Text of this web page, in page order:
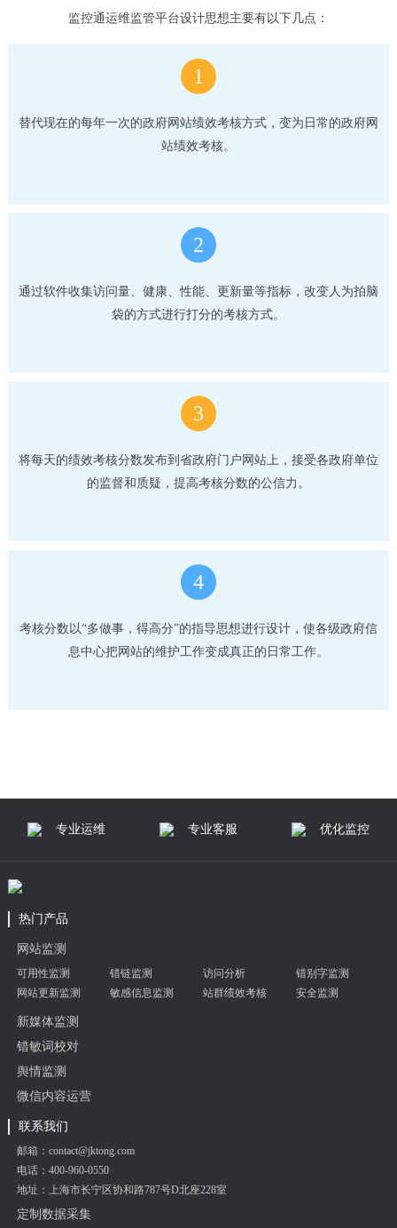
监控通运维监管平台设计思想主要有以下几点：
1
替代现在的每年一次的政府网站绩效考核方式，变为日常的政府网
站绩效考核。
2
通过软件收集访问量、健康、性能、更新量等指标，改变人为拍脑
袋的方式进行打分的考核方式。
3
将每天的绩效考核分数发布到省政府门户网站上，接受各政府单位
的监督和质疑，提高考核分数的公信力。
4
考核分数以“多做事，得高分”的指导思想进行设计，使各级政府信
息中心把网站的维护工作变成真正的日常工作。
专业运维 专业客服 优化监控
热门产品
网站监测
可用性监测 错链监测 访问分析
错别字监测
网站更新监测
敏感信息监测 站群绩效考核 安全监测
新媒体监测
错敏词校对
舆情监测
微信内容运营
联系我们
邮箱：contact@jktong.com
电话：400-960-0550
地址：上海市长宁区协和路787号D北座228室
定制数据采集